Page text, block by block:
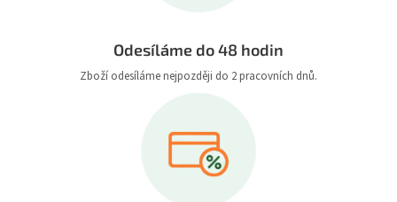
Odesíláme do 48 hodin
Zboží odesíláme nejpozději do 2 pracovních dnů.